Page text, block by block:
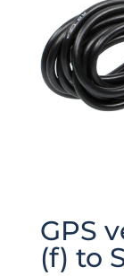
GPS
(f) to